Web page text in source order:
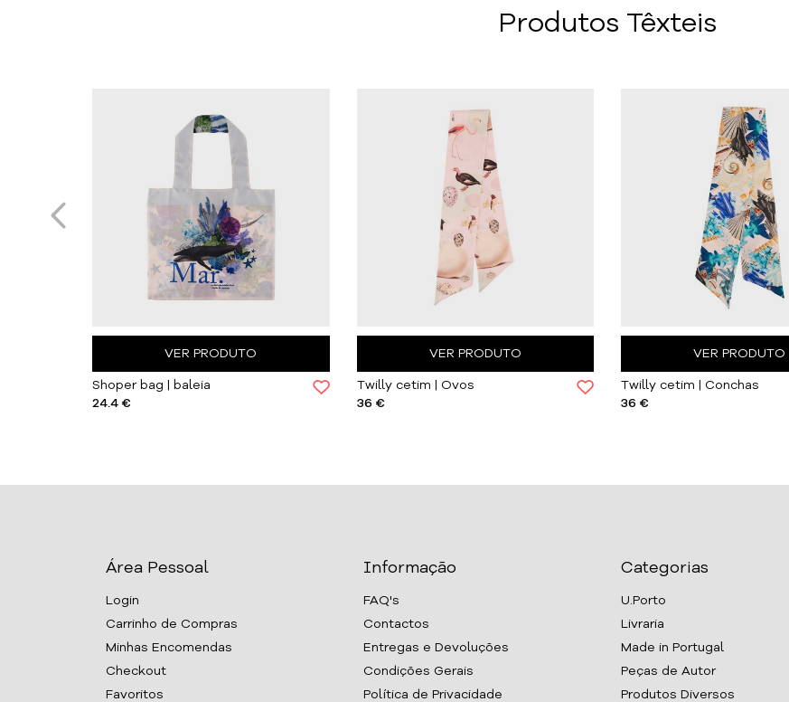
Produtos Têxteis
VER PRODUTO
Shoper bag | baleia
24.4 €
VER PRODUTO
Twilly cetim | Ovos
36 €
VER PRODUTO
Twilly cetim | Conchas
36 €
Área Pessoal
Login
Carrinho de Compras
Minhas Encomendas
Checkout
Favoritos
Informação
FAQ's
Contactos
Entregas e Devoluções
Condições Gerais
Política de Privacidade
Categorias
U.Porto
Livraria
Made in Portugal
Peças de Autor
Produtos Diversos